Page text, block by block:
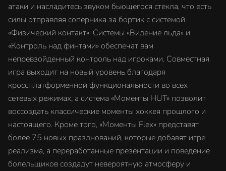
атаки и насладитесь звуком бьющегося стекла, что есть
силы отправляя соперника за бортик с системой
«Физический контакт». Системы «Видение льда» и
«Контроль над финтами» обеспечат вам
непревзойденный контроль над игроками. Совместная
игра выходит на новый уровень благодаря
кроссплатформенной функциональности во всех
сетевых режимах, а система «Моменты HUT» позволит
воссоздать классические моменты хоккея прошлого и
настоящего. Кроме того, «Моменты Flex» представят
более 75 новых празднований, которые добавят игре
реализма, а переработанные презентации и поведение
болельщиков создадут невероятную атмосферу и